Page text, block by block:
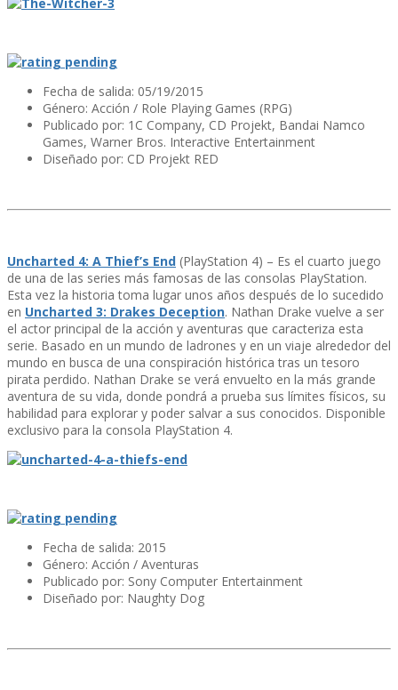
Fecha de salida: 05/19/2015
Género: Acción / Role Playing Games (RPG)
Publicado por: 1C Company, CD Projekt, Bandai Namco
Games, Warner Bros. Interactive Entertainment
Diseñado por: CD Projekt RED
Uncharted 4: A Thief’s End (PlayStation 4) – Es el cuarto juego
de una de las series más famosas de las consolas PlayStation.
Esta vez la historia toma lugar unos años después de lo sucedido
en Uncharted 3: Drakes Deception. Nathan Drake vuelve a ser
el actor principal de la acción y aventuras que caracteriza esta
serie. Basado en un mundo de ladrones y en un viaje alrededor del
mundo en busca de una conspiración histórica tras un tesoro
pirata perdido. Nathan Drake se verá envuelto en la más grande
aventura de su vida, donde pondrá a prueba sus lí­mites fí­sicos, su
habilidad para explorar y poder salvar a sus conocidos. Disponible
exclusivo para la consola PlayStation 4.
Fecha de salida: 2015
Género: Acción / Aventuras
Publicado por: Sony Computer Entertainment
Diseñado por: Naughty Dog